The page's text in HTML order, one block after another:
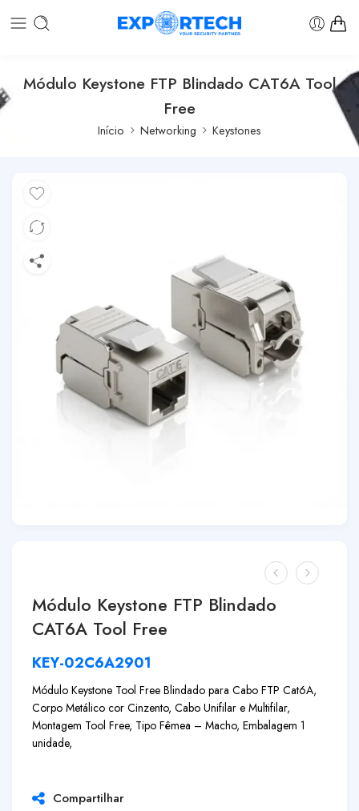
Módulo Keystone FTP Blindado CAT6A Tool
Free
Início Networking Keystones
Módulo Keystone FTP Blindado
CAT6A Tool Free
KEY-02C6A2901
Módulo Keystone Tool Free Blindado para Cabo FTP Cat6A,
Corpo Metálico cor Cinzento, Cabo Unifilar e Multifilar,
Montagem Tool Free, Tipo Fêmea – Macho, Embalagem 1
unidade,
Compartilhar